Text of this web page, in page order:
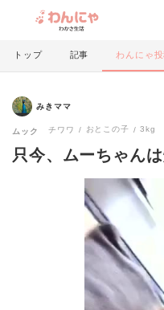
トップ 記事 わんにゃ
みきママ
ムック チワワ おとこの子 3kg
只今、ムーちゃん